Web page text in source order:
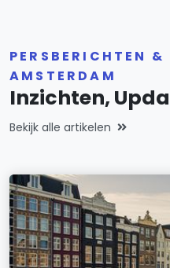
PERSBERICHTEN &
AMSTERDAM
Inzichten,
Bekijk alle artikelen